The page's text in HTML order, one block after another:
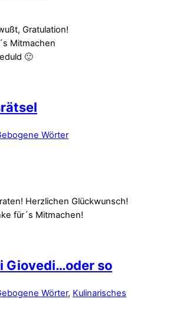
Gratulation!
Mitmachen
🙂
Wörter
Herzlichen Glückwunsch!
für´s Mitmachen!
Giovedi…oder so
Wörter, Kulinarisches